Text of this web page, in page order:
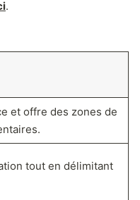
.
et offre des zones de
tout en délimitant